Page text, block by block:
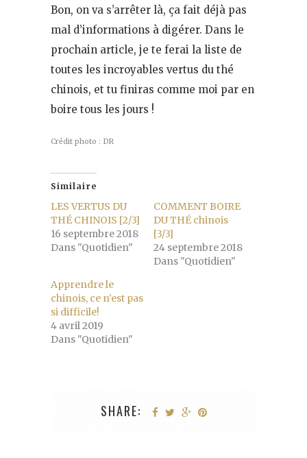
Bon, on va s’arrêter là, ça fait déjà pas
mal d’informations à digérer. Dans le
prochain article, je te ferai la liste de
toutes les incroyables vertus du thé
chinois, et tu finiras comme moi par en
boire tous les jours !
Crédit photo : DR
Similaire
LES VERTUS DU
THÉ CHINOIS [2/3]
16 septembre 2018
Dans "Quotidien"
COMMENT BOIRE
DU THÉ chinois
[3/3]
24 septembre 2018
Dans "Quotidien"
Apprendre le
chinois, ce n’est pas
si difficile!
4 avril 2019
Dans "Quotidien"
SHARE: